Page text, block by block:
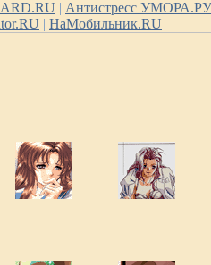
| Антистресс УМОРА.РУ
| НаМобильник.RU